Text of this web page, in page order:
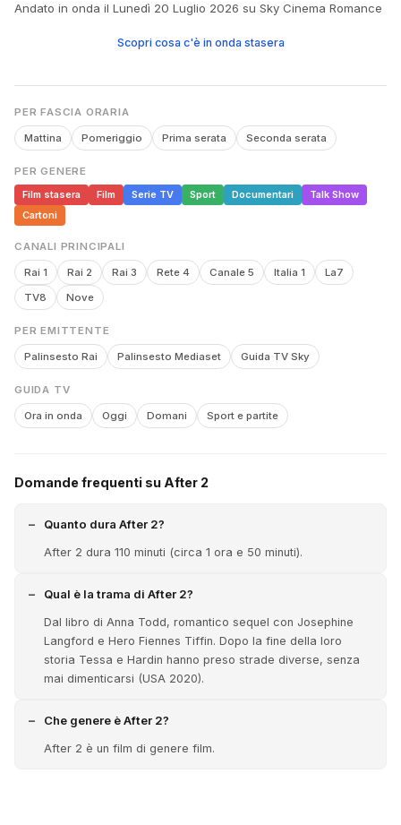
Andato in onda il Lunedì 20 Luglio 2026 su Sky Cinema Romance
Scopri cosa c'è in onda stasera
PER FASCIA ORARIA
Mattina Pomeriggio Prima serata Seconda serata
PER GENERE
Film stasera
Film Serie TV Sport Documentari
Talk Show
Cartoni
CANALI PRINCIPALI
Rai 1 Rai 2 Rai 3 Rete 4 Canale 5 Italia 1
La7
TV8
Nove
PER EMITTENTE
Palinsesto Rai Palinsesto Mediaset Guida TV Sky
GUIDA TV
Ora in onda Oggi Domani Sport e partite
Domande frequenti su After 2
Quanto dura After 2?
After 2 dura 110 minuti (circa 1 ora e 50 minuti).
Qual è la trama di After 2?
Dal libro di Anna Todd, romantico sequel con Josephine
Langford e Hero Fiennes Tiffin. Dopo la fine della loro
storia Tessa e Hardin hanno preso strade diverse, senza
mai dimenticarsi (USA 2020).
Che genere è After 2?
After 2 è un film di genere film.